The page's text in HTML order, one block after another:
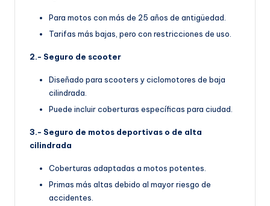
Para motos con más de 25 años de antigüedad.
Tarifas más bajas, pero con restricciones de uso.
2.- Seguro de scooter
Diseñado para scooters y ciclomotores de baja
cilindrada.
Puede incluir coberturas específicas para ciudad.
3.- Seguro de motos deportivas o de alta
cilindrada
Coberturas adaptadas a motos potentes.
Primas más altas debido al mayor riesgo de
accidentes.